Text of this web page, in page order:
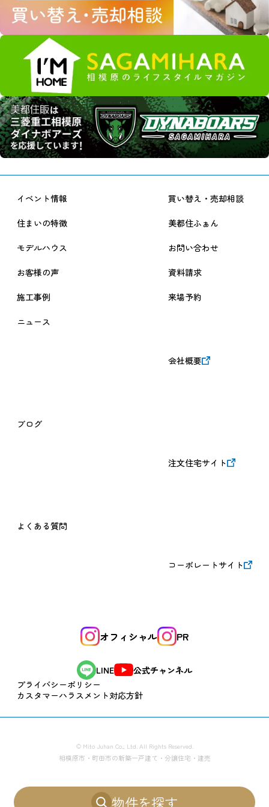
イベント情報
住まいの特徴
モデルハウス
お客様の声
施工事例
ニュース
ブログ
よくある質問
買い替え・売却相談
美都住ふぁん
お問い合わせ
資料請求
来場予約
会社概要
注文住宅サイト
コーポレートサイト
オフィシャル PR
LINE
公式チャンネル
プライバシーポリシー
カスタマーハラスメント対応方針
© Mito Juhan Co., Ltd. All Rights Reserved.
相模原市・町田市の新築一戸建て・分譲住宅・建売